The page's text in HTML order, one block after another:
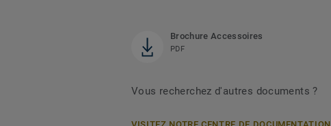
Brochure Accessoires
PDF
Vous recherchez d'autres documents ?